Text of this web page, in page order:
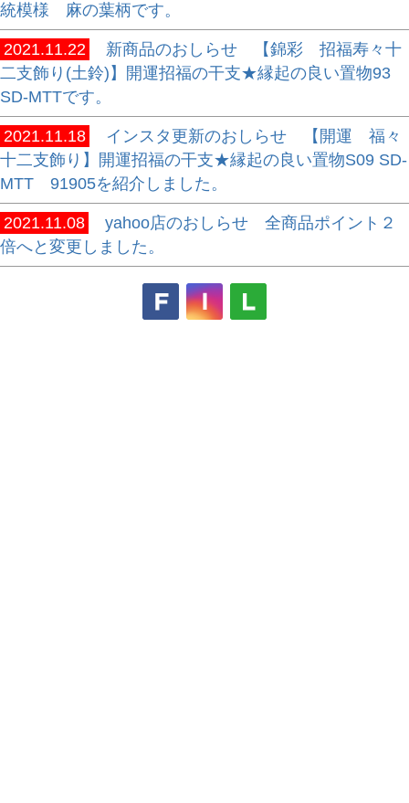
統模様 麻の葉柄です。
2021.11.22
新商品のおしらせ 【錦彩 招福寿々十
二支飾り(土鈴)】開運招福の干支★縁起の良い置物93
SD-MTTです。
2021.11.18
インスタ更新のおしらせ 【開運 福々
十二支飾り】開運招福の干支★縁起の良い置物S09 SD-
MTT 91905を紹介しました。
2021.11.08
yahoo店のおしらせ 全商品ポイント２
倍へと変更しました。